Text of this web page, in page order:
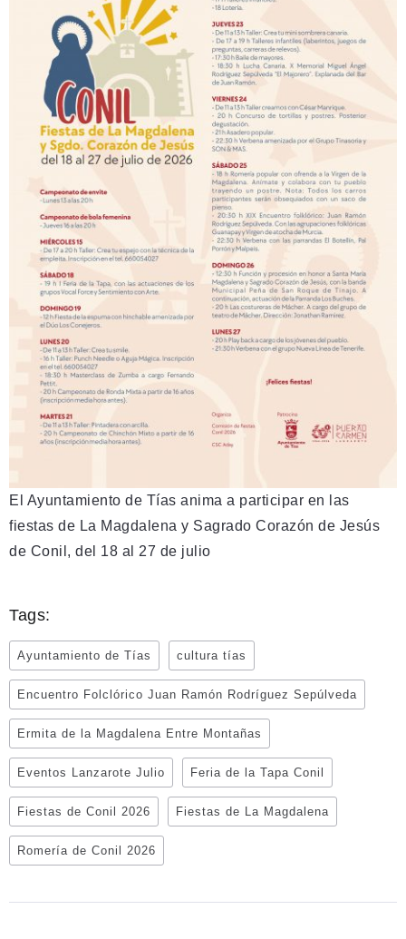
El Ayuntamiento de Tías anima a participar en las
fiestas de La Magdalena y Sagrado Corazón de Jesús
de Conil, del 18 al 27 de julio
Tags:
Ayuntamiento de Tías cultura tías
Encuentro Folclórico Juan Ramón Rodríguez Sepúlveda
Ermita de la Magdalena Entre Montañas
Eventos Lanzarote Julio Feria de la Tapa Conil
Fiestas de Conil 2026 Fiestas de La Magdalena
Romería de Conil 2026